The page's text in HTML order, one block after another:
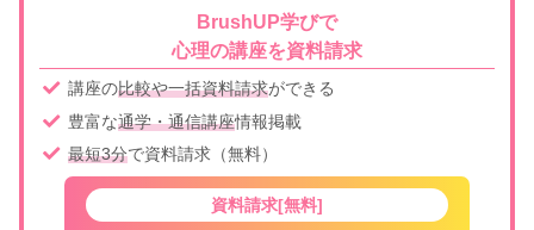
BrushUP学びで
心理の講座を資料請求
講座の比較や一括資料請求ができる
豊富な通学・通信講座情報掲載
最短3分で資料請求（無料）
資料請求[無料]